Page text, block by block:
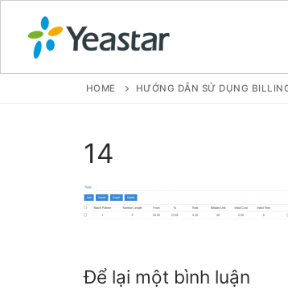
HOME HƯỚNG DẪN SỬ DỤNG
14
Để lại một bình luận